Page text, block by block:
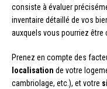
consiste à évaluer
inventaire détaillé de vos
auxquels vous pourriez être
Prenez en compte des
localisation de votre
cambriolage, etc.), et votre